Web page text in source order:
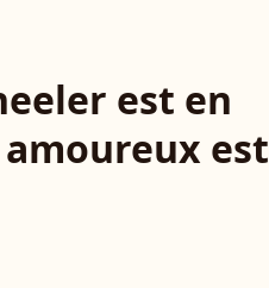
est en
est